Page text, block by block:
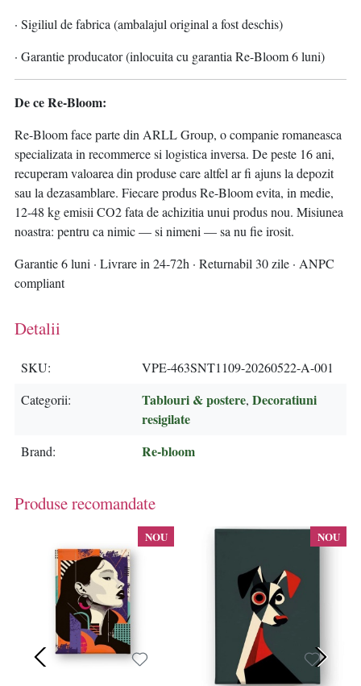
· Sigiliul de fabrica (ambalajul original a fost deschis)
· Garantie producator (inlocuita cu garantia Re-Bloom 6 luni)
De ce Re-Bloom:
Re-Bloom face parte din ARLL Group, o companie romaneasca
specializata in recommerce si logistica inversa. De peste 16 ani,
recuperam valoarea din produse care altfel ar fi ajuns la depozit
sau la dezasamblare. Fiecare produs Re-Bloom evita, in medie,
12-48 kg emisii CO2 fata de achizitia unui produs nou. Misiunea
noastra: pentru ca nimic — si nimeni — sa nu fie irosit.
Garantie 6 luni · Livrare in 24-72h · Returnabil 30 zile · ANPC
compliant
Detalii
SKU
VPE-463SNT1109-20260522-A-001
Categorii
Tablouri & postere, Decoratiuni
resigilate
Brand Re-bloom
Produse recomandate
NOU NOU